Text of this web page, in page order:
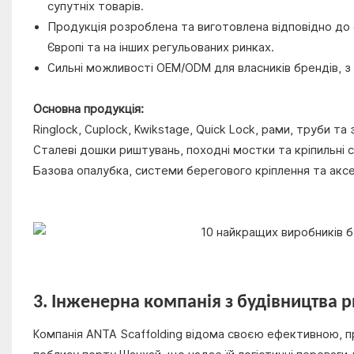
супутніх товарів.
Продукція розроблена та виготовлена ​​відповідно
Європі та на інших регульованих ринках.
Сильні можливості OEM/ODM для власників брендів,
Основна продукція:
Ringlock, Cuplock, Kwikstage, Quick Lock, рами, труби та
Сталеві дошки риштувань, походні мостки та кріпильні
Базова опалубка, системи берегового кріплення та
3. Інженерна компанія з будівництва
Компанія ANTA Scaffolding відома своєю ефективною,